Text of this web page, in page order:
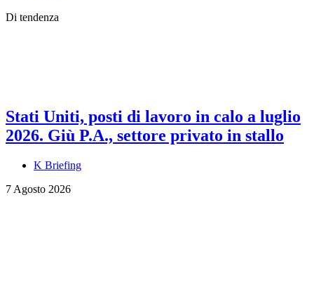
Di tendenza
Stati Uniti, posti di lavoro in calo a luglio
2026. Giù P.A., settore privato in stallo
K Briefing
7 Agosto 2026